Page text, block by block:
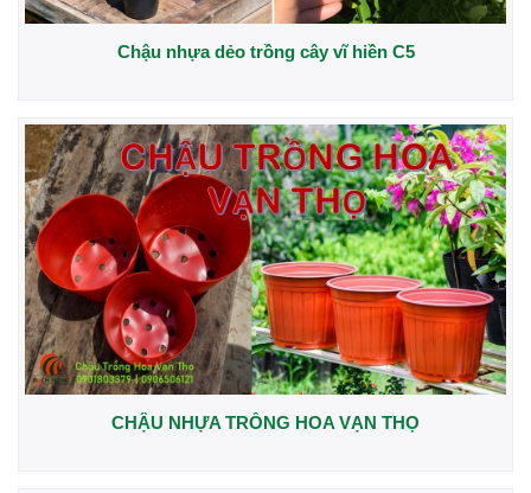
Chậu nhựa dẻo trồng cây vĩ hiền C5
CHẬU NHỰA TRỒNG HOA VẠN THỌ